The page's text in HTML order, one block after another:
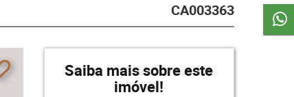
CA003363
Saiba mais sobre este
imóvel!